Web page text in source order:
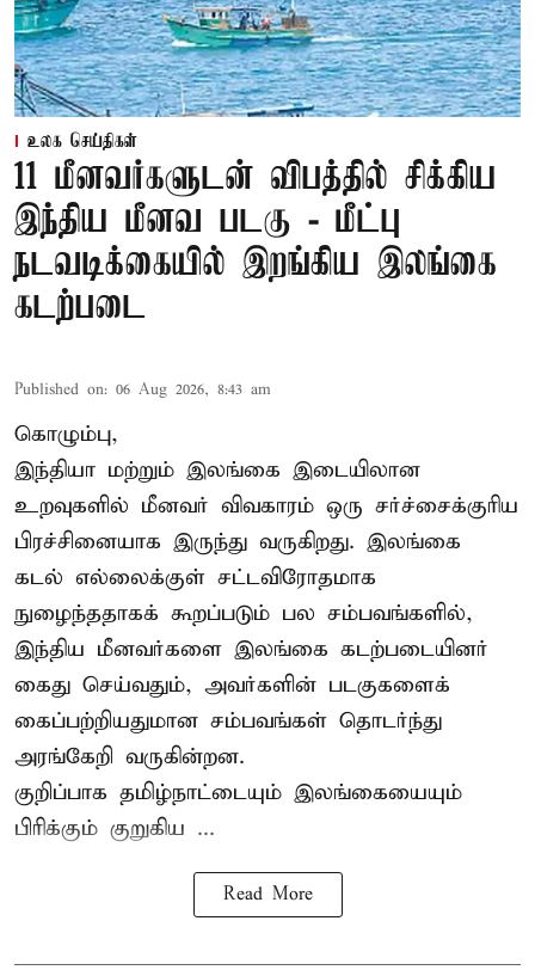
உலக செய்திகள்
11 மீனவர்களுடன் விபத்தில் சிக்கிய
இந்திய மீனவ படகு - மீட்பு
நடவடிக்கையில் இறங்கிய இலங்கை
கடற்படை
Published on: 06 Aug 2026, 8:43 am
கொழும்பு,
இந்தியா மற்றும் இலங்கை இடையிலான
உறவுகளில் மீனவர் விவகாரம் ஒரு சர்ச்சைக்குரிய
பிரச்சினையாக இருந்து வருகிறது. இலங்கை
கடல் எல்லைக்குள் சட்டவிரோதமாக
நுழைந்ததாகக் கூறப்படும் பல சம்பவங்களில்,
இந்திய மீனவர்களை இலங்கை கடற்படையினர்
கைது செய்வதும், அவர்களின் படகுகளைக்
கைப்பற்றியதுமான சம்பவங்கள் தொடர்ந்து
அரங்கேறி வருகின்றன.
குறிப்பாக தமிழ்நாட்டையும் இலங்கையையும்
பிரிக்கும் குறுகிய ...
Read More